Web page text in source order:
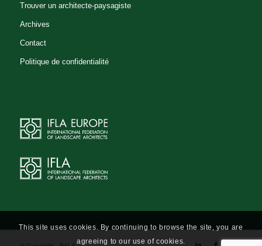
Trouver un architecte-paysagiste
Archives
Contact
Politique de confidentialité
This site uses cookies. By continuing to browse the site, you are
agreeing to our use of cookies.